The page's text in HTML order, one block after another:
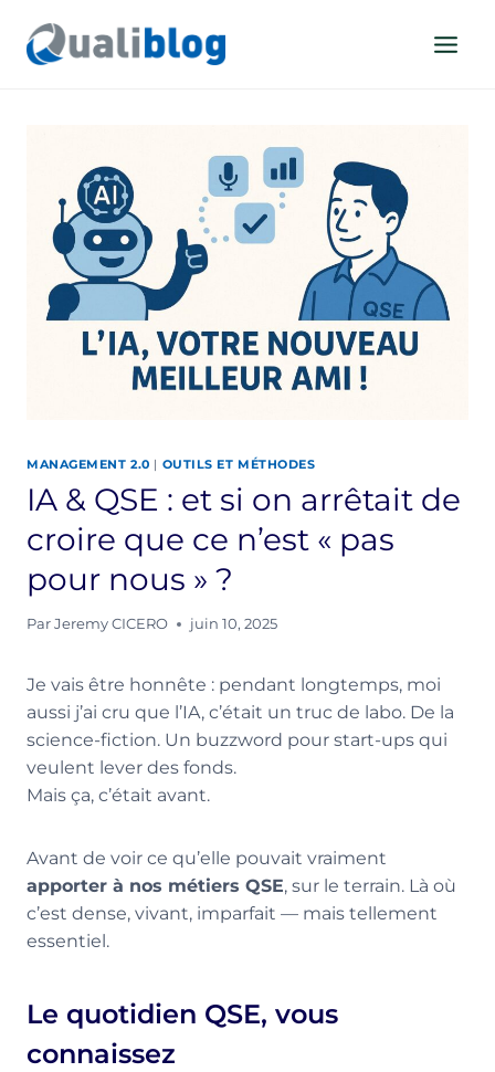
contenu
MANAGEMENT 2.0 | OUTILS ET MÉTHODES
IA & QSE : et si on arrêtait de
croire que ce n’est « pas
pour nous » ?
Par Jeremy CICERO juin 10, 2025
Je vais être honnête : pendant longtemps, moi
aussi j’ai cru que l’IA, c’était un truc de labo. De la
science-fiction. Un buzzword pour start-ups qui
veulent lever des fonds.
Mais ça, c’était avant.
Avant de voir ce qu’elle pouvait vraiment
apporter à nos métiers QSE, sur le terrain. Là où
c’est dense, vivant, imparfait — mais tellement
essentiel.
Le quotidien QSE, vous
connaissez